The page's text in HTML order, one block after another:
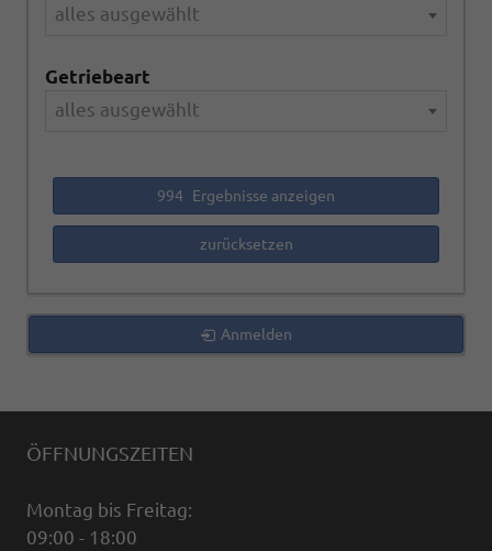
alles ausgewählt
Getriebeart
alles ausgewählt
994 Ergebnisse anzeigen
zurücksetzen
Anmelden
ÖFFNUNGSZEITEN
Montag bis Freitag:
09:00 - 18:00